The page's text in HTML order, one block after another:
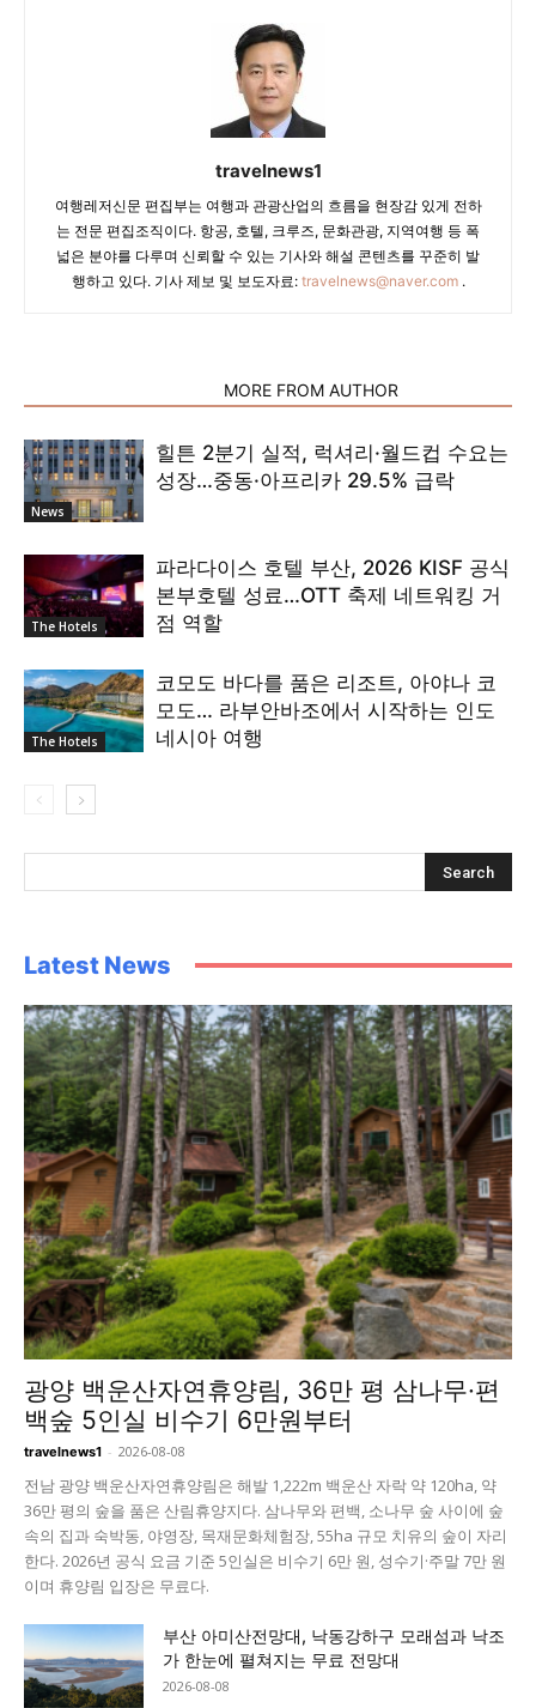
travelnews1
여행레저신문 편집부는 여행과 관광산업의 흐름을 현장감 있게 전하
는 전문 편집조직이다. 항공, 호텔, 크루즈, 문화관광, 지역여행 등 폭
넓은 분야를 다루며 신뢰할 수 있는 기사와 해설 콘텐츠를 꾸준히 발
행하고 있다. 기사 제보 및 보도자료: travelnews@naver.com.
MORE FROM AUTHOR
News
힐튼 2분기 실적, 럭셔리·월드컵 수요는
성장…중동·아프리카 29.5% 급락
The Hotels
파라다이스 호텔 부산, 2026 KISF 공식
본부호텔 성료…OTT 축제 네트워킹 거
점 역할
The Hotels
코모도 바다를 품은 리조트, 아야나 코
모도… 라부안바조에서 시작하는 인도
네시아 여행
Latest News
광양 백운산자연휴양림, 36만 평 삼나무·편
백숲 5인실 비수기 6만원부터
travelnews1 - 2026-08-08
전남 광양 백운산자연휴양림은 해발 1,222m 백운산 자락 약 120ha, 약
36만 평의 숲을 품은 산림휴양지다. 삼나무와 편백, 소나무 숲 사이에 숲
속의 집과 숙박동, 야영장, 목재문화체험장, 55ha 규모 치유의 숲이 자리
한다. 2026년 공식 요금 기준 5인실은 비수기 6만 원, 성수기·주말 7만 원
이며 휴양림 입장은 무료다.
부산 아미산전망대, 낙동강하구 모래섬과 낙조
가 한눈에 펼쳐지는 무료 전망대
2026-08-08